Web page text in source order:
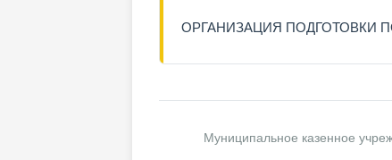
ОРГАНИЗАЦИЯ ПОДГОТОВКИ
Муниципальное казенное